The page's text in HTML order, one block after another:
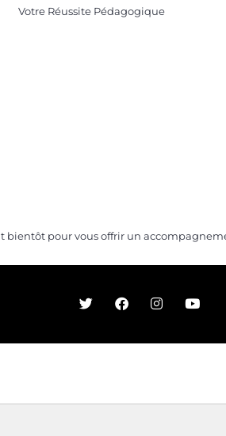
bientôt pour vous offrir un